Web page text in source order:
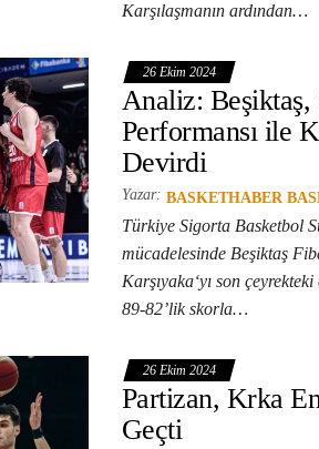
Karşılaşmanın ardından…
26 Ekim 2024
Analiz: Beşiktaş,
Performansı ile
Devirdi
Yazar: BASKETHABER
Türkiye Sigorta Basketbol
mücadelesinde Beşiktaş
Karşıyaka‘yı son
89-82’lik skorla…
26 Ekim 2024
Partizan, Krka
Geçti